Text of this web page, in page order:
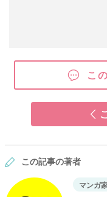
こ
この記事の著者
マンガ